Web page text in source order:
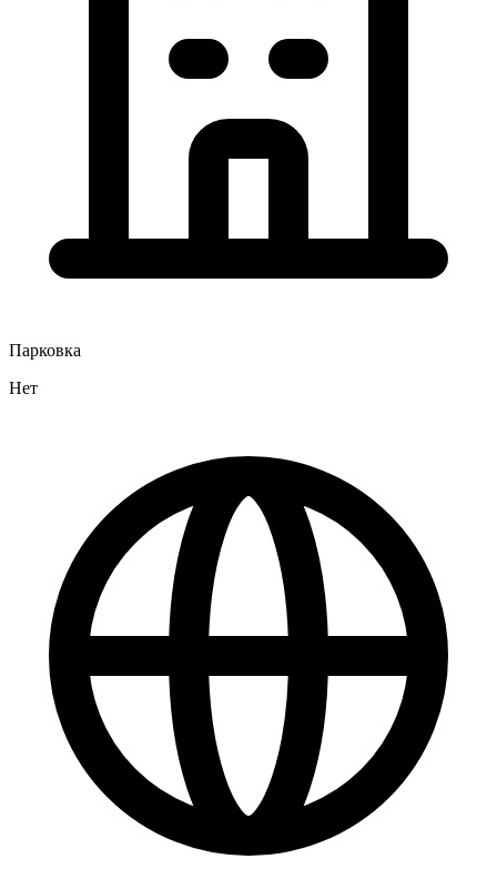
Парковка
Нет